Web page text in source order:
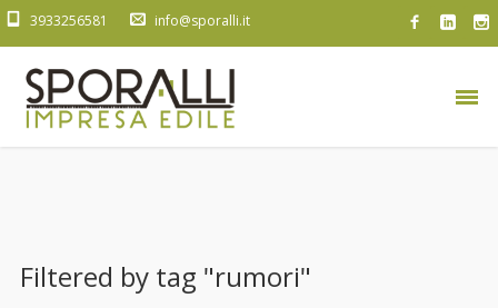
3933256581 info@sporalli.it
Filtered by tag "rumori"